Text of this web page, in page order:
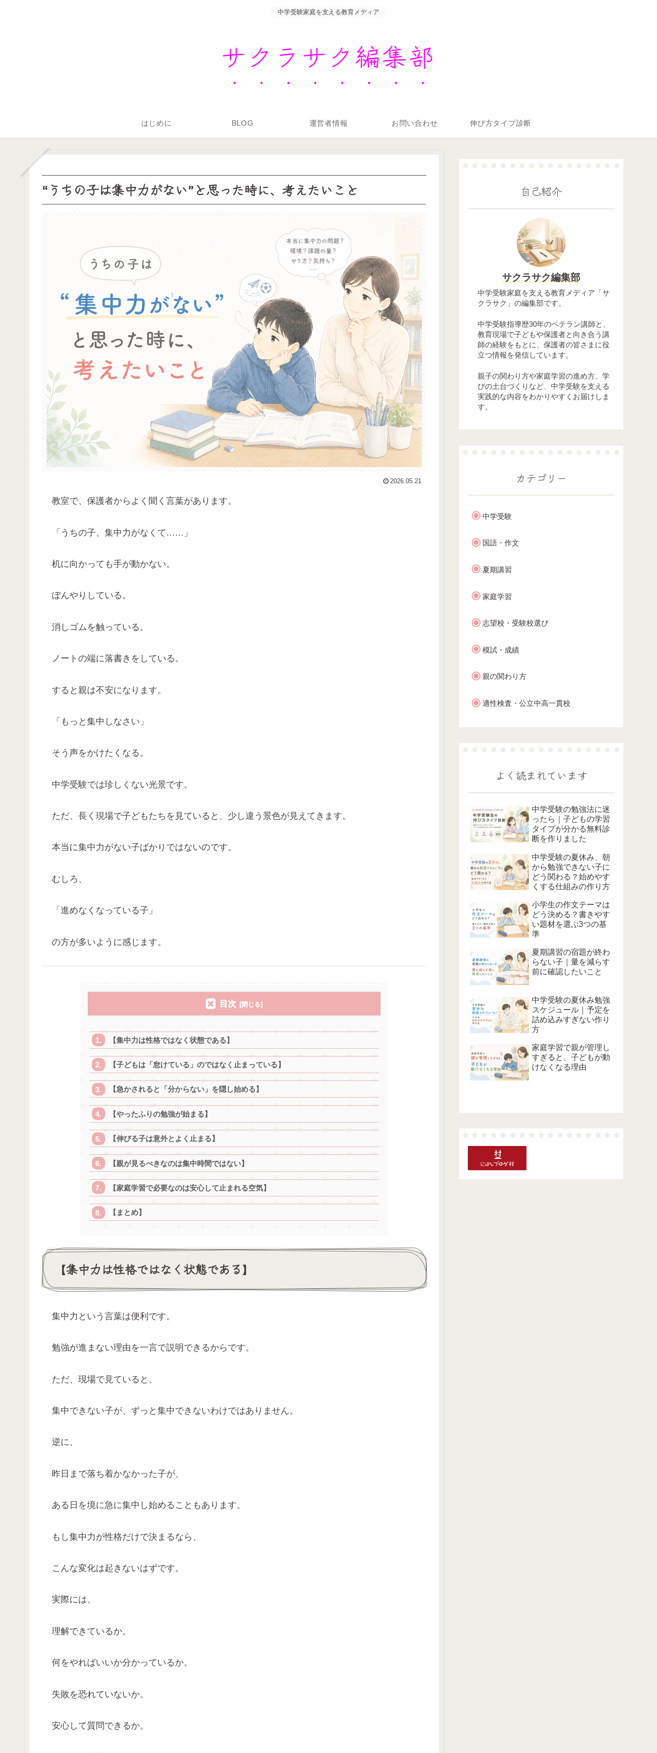
中学受験家庭を支える教育メディア
サクラサク編集部
はじめに BLOG 運営者情報 お問い合わせ 伸び方タイプ診断
“うちの子は集中力がない”と思った時に、考えたいこと
2026.05.21
教室で、保護者からよく聞く言葉があります。
「うちの子、集中力がなくて……」
机に向かっても手が動かない。
ぼんやりしている。
消しゴムを触っている。
ノートの端に落書きをしている。
すると親は不安になります。
「もっと集中しなさい」
そう声をかけたくなる。
中学受験では珍しくない光景です。
ただ、長く現場で子どもたちを見ていると、少し違う景色が見えてきます。
本当に集中力がない子ばかりではないのです。
むしろ、
「進めなくなっている子」
の方が多いように感じます。
目次
【集中力は性格ではなく状態である】
【子どもは「怠けている」のではなく止まっている】
【急かされると「分からない」を隠し始める】
【やったふりの勉強が始まる】
【伸びる子は意外とよく止まる】
【親が見るべきなのは集中時間ではない】
【家庭学習で必要なのは安心して止まれる空気】
【まとめ】
【集中力は性格ではなく状態である】
集中力という言葉は便利です。
勉強が進まない理由を一言で説明できるからです。
ただ、現場で見ていると、
集中できない子が、ずっと集中できないわけではありません。
逆に、
昨日まで落ち着かなかった子が、
ある日を境に急に集中し始めることもあります。
もし集中力が性格だけで決まるなら、
こんな変化は起きないはずです。
実際には、
理解できているか。
何をやればいいか分かっているか。
失敗を恐れていないか。
安心して質問できるか。
自己紹介
サクラサク編集部
中学受験家庭を支える教育メディア「サ
クラサク」の編集部です。
中学受験指導歴30年のベテラン講師と、
教育現場で子どもや保護者と向き合う講
師の経験をもとに、保護者の皆さまに役
立つ情報を発信しています。
親子の関わり方や家庭学習の進め方、学
びの土台づくりなど、中学受験を支える
実践的な内容をわかりやすくお届けしま
す。
カテゴリー
中学受験
国語・作文
夏期講習
家庭学習
志望校・受験校選び
模試・成績
親の関わり方
適性検査・公立中高一貫校
よく読まれています
中学受験の勉強法に迷
ったら｜子どもの学習
タイプが分かる無料診
断を作りました
中学受験の夏休み、朝
から勉強できない子に
どう関わる？始めやす
くする仕組みの作り方
小学生の作文テーマは
どう決める？書きやす
い題材を選ぶ3つの基
準
夏期講習の宿題が終わ
らない子｜量を減らす
前に確認したいこと
中学受験の夏休み勉強
スケジュール｜予定を
詰め込みすぎない作り
方
家庭学習で親が管理し
すぎると、子どもが動
けなくなる理由